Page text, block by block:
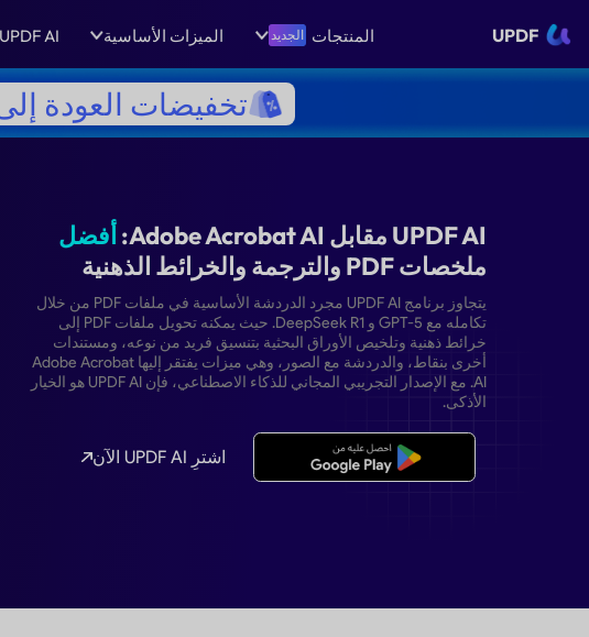
UPDF المنتجات الجديد الميزات الأساسية AI
تخفيضات العودة
أفضل
يتجاوز برنامج UPDF AI مجرد الدردشة الأساسية في ملفات PDF من خلال
بتنسيق فريد من نوعه، ومستندات
أخرى بنقاط، والدردشة مع الصور، وهي ميزات يفتقر إليها Adobe Acrobat
AI. مع الإصدار التجريبي المجاني للذكاء الاصطناعي، فإن UPDF AI هو الخيار